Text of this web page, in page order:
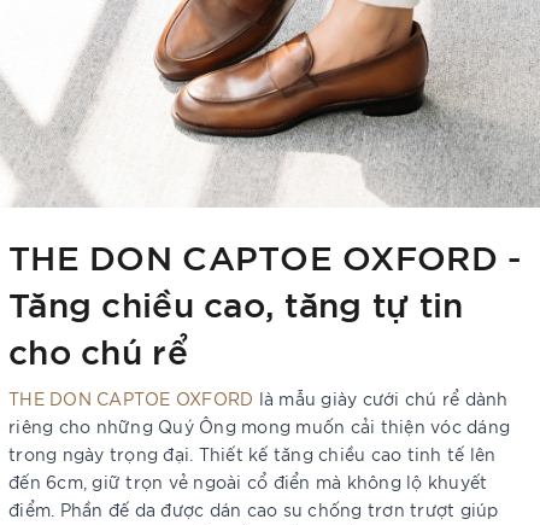
THE DON CAPTOE OXFORD -
Tăng chiều cao, tăng tự tin
cho chú rể
THE DON CAPTOE OXFORD là mẫu giày cưới chú rể dành
riêng cho những Quý Ông mong muốn cải thiện vóc dáng
trong ngày trọng đại. Thiết kế tăng chiều cao tinh tế lên
đến 6cm, giữ trọn vẻ ngoài cổ điển mà không lộ khuyết
điểm. Phần đế da được dán cao su chống trơn trượt giúp